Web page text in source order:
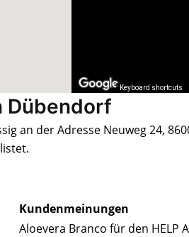
Keyboard shortcuts
Dübendorf
an der Adresse Neuweg 24,
Kundenmeinungen
Aloevera Branco für den HELP